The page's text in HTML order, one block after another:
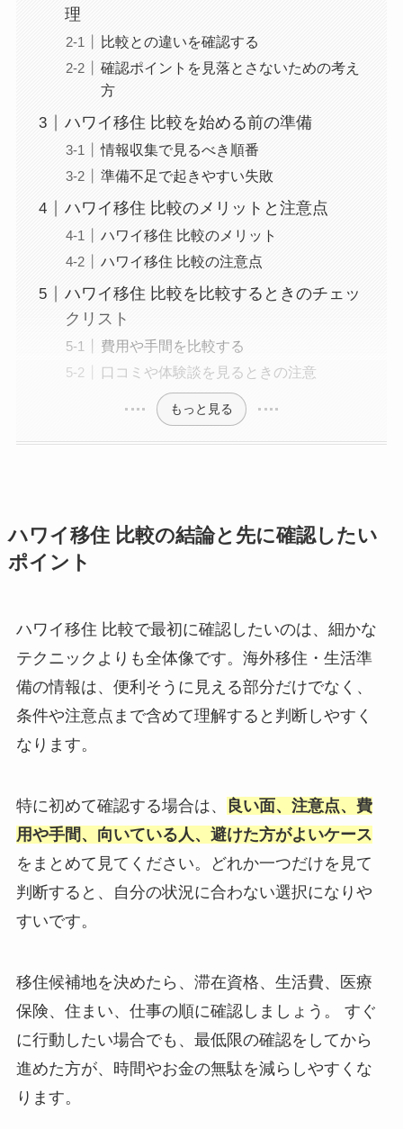
理
比較との違いを確認する
確認ポイントを見落とさないための考え
方
ハワイ移住 比較を始める前の準備
情報収集で見るべき順番
準備不足で起きやすい失敗
ハワイ移住 比較のメリットと注意点
ハワイ移住 比較のメリット
ハワイ移住 比較の注意点
ハワイ移住 比較を比較するときのチェッ
クリスト
費用や手間を比較する
口コミや体験談を見るときの注意
もっと見る
ハワイ移住 比較の結論と先に確認したい
ポイント
ハワイ移住 比較で最初に確認したいのは、細かな
テクニックよりも全体像です。海外移住・生活準
備の情報は、便利そうに見える部分だけでなく、
条件や注意点まで含めて理解すると判断しやすく
なります。
特に初めて確認する場合は、
良い面、注意点、費
用や手間、向いている人、避けた方がよいケース
をまとめて見てください。どれか一つだけを見て
判断すると、自分の状況に合わない選択になりや
すいです。
移住候補地を決めたら、滞在資格、生活費、医療
保険、住まい、仕事の順に確認しましょう。 すぐ
に行動したい場合でも、最低限の確認をしてから
進めた方が、時間やお金の無駄を減らしやすくな
ります。